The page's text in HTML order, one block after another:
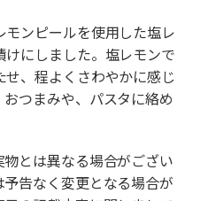
ンピールを使用した塩レ
けにしました。塩レモンで
、程よくさわやかに感じ
つまみや、パスタに絡め
とは異なる場合がござい
告なく変更となる場合が